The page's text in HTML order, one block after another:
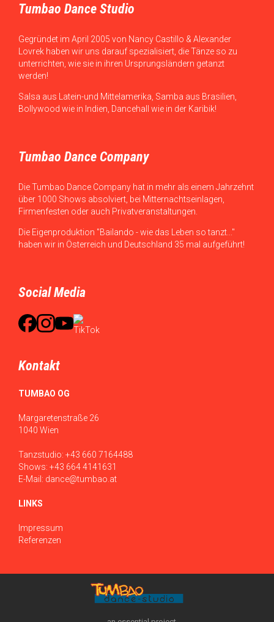
Tumbao Dance Studio
Gegründet im April 2005 von Nancy Castillo & Alexander
Lovrek haben wir uns darauf spezialisiert, die Tänze so zu
unterrichten, wie sie in ihren Ursprungsländern getanzt
werden!
Salsa aus Latein-und Mittelamerika, Samba aus Brasilien,
Bollywood wie in Indien, Dancehall wie in der Karibik!
Tumbao Dance Company
Die Tumbao Dance Company hat in mehr als einem Jahrzehnt
über 1000 Shows absolviert, bei Mitternachtseinlagen,
Firmenfesten oder auch Privatveranstaltungen.
Die Eigenproduktion "Bailando - wie das Leben so tanzt..."
haben wir in Österreich und Deutschland 35 mal aufgeführt!
Social Media
Kontakt
TUMBAO OG
Margaretenstraße 26
1040 Wien
Tanzstudio: +43 660 7164488
Shows: +43 664 4141631
E-Mail: dance@tumbao.at
LINKS
Impressum
Referenzen